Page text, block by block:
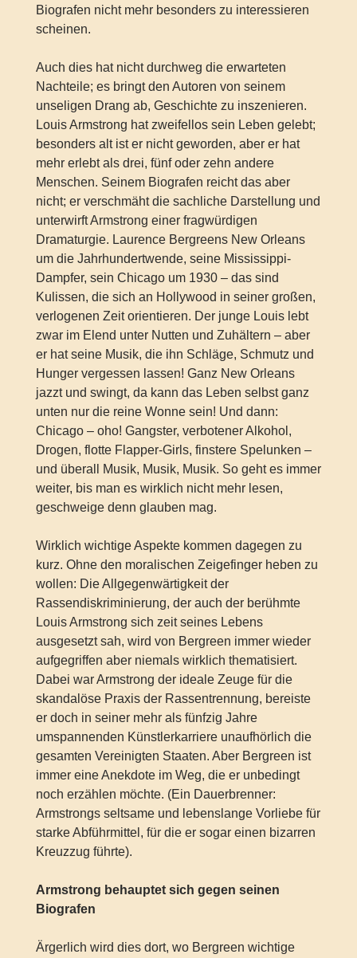
Biografen nicht mehr besonders zu interessieren
scheinen.
Auch dies hat nicht durchweg die erwarteten
Nachteile; es bringt den Autoren von seinem
unseligen Drang ab, Geschichte zu inszenieren.
Louis Armstrong hat zweifellos sein Leben gelebt;
besonders alt ist er nicht geworden, aber er hat
mehr erlebt als drei, fünf oder zehn andere
Menschen. Seinem Biografen reicht das aber
nicht; er verschmäht die sachliche Darstellung und
unterwirft Armstrong einer fragwürdigen
Dramaturgie. Laurence Bergreens New Orleans
um die Jahrhundertwende, seine Mississippi-
Dampfer, sein Chicago um 1930 – das sind
Kulissen, die sich an Hollywood in seiner großen,
verlogenen Zeit orientieren. Der junge Louis lebt
zwar im Elend unter Nutten und Zuhältern – aber
er hat seine Musik, die ihn Schläge, Schmutz und
Hunger vergessen lassen! Ganz New Orleans
jazzt und swingt, da kann das Leben selbst ganz
unten nur die reine Wonne sein! Und dann:
Chicago – oho! Gangster, verbotener Alkohol,
Drogen, flotte Flapper-Girls, finstere Spelunken –
und überall Musik, Musik, Musik. So geht es immer
weiter, bis man es wirklich nicht mehr lesen,
geschweige denn glauben mag.
Wirklich wichtige Aspekte kommen dagegen zu
kurz. Ohne den moralischen Zeigefinger heben zu
wollen: Die Allgegenwärtigkeit der
Rassendiskriminierung, der auch der berühmte
Louis Armstrong sich zeit seines Lebens
ausgesetzt sah, wird von Bergreen immer wieder
aufgegriffen aber niemals wirklich thematisiert.
Dabei war Armstrong der ideale Zeuge für die
skandalöse Praxis der Rassentrennung, bereiste
er doch in seiner mehr als fünfzig Jahre
umspannenden Künstlerkarriere unaufhörlich die
gesamten Vereinigten Staaten. Aber Bergreen ist
immer eine Anekdote im Weg, die er unbedingt
noch erzählen möchte. (Ein Dauerbrenner:
Armstrongs seltsame und lebenslange Vorliebe für
starke Abführmittel, für die er sogar einen bizarren
Kreuzzug führte).
Armstrong behauptet sich gegen seinen
Biografen
Ärgerlich wird dies dort, wo Bergreen wichtige